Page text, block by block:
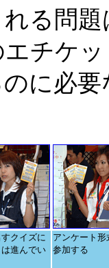
る問題
チケ
に必
クイズに
進んでい
アンケート
参加する